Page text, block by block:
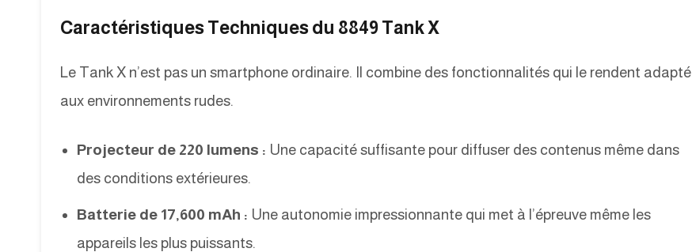
Caractéristiques Techniques du 8849 Tank X
Le Tank X n’est pas un smartphone ordinaire. Il combine des fonctionnalités qui le rendent adapté
aux environnements rudes.
Projecteur de 220 lumens : Une capacité suffisante pour diffuser des contenus même dans
des conditions extérieures.
Batterie de 17,600 mAh : Une autonomie impressionnante qui met à l’épreuve même les
appareils les plus puissants.